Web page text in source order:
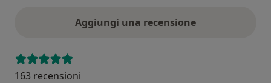
Aggiungi una recensione
163 recensioni